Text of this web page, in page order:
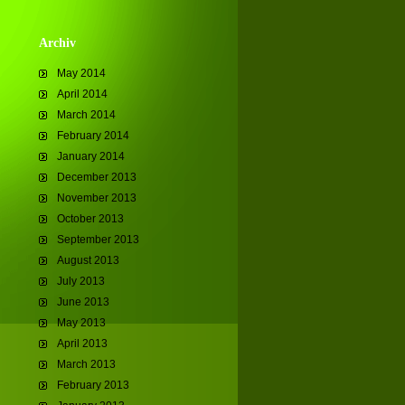
Archiv
May 2014
April 2014
March 2014
February 2014
January 2014
December 2013
November 2013
October 2013
September 2013
August 2013
July 2013
June 2013
May 2013
April 2013
March 2013
February 2013